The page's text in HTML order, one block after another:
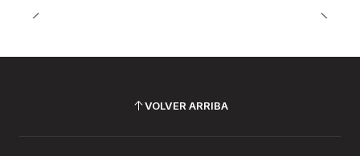
VOLVER ARRIBA